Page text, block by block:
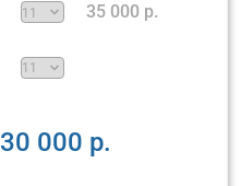
35 000 р.
30 000 р.